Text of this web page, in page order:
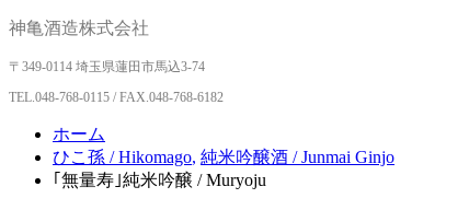
神亀酒造株式会社
〒349-0114 埼玉県蓮田市馬込3-74
TEL.048-768-0115 / FAX.048-768-6182
ホーム
ひこ孫 / Hikomago, 純米吟醸酒 / Junmai Ginjo
｢無量寿｣純米吟醸 / Muryoju